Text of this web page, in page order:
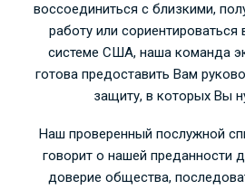
воссоединиться с близкими,
работу или
системе США, наша команда
готова предоставить Вам
защиту, в которых Вы
Наш проверенный послужной
говорит о нашей преданности
доверие общества,